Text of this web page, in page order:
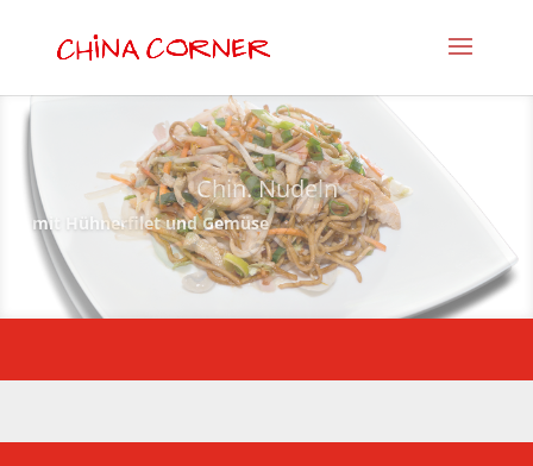
Chin. Nudeln
mit Hühnerfilet und Gemüse